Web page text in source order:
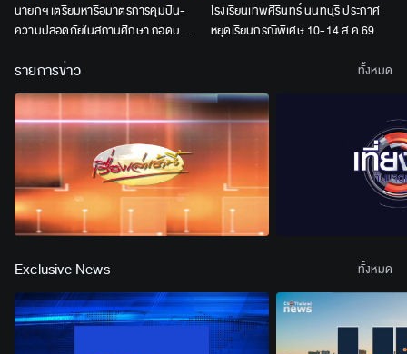
นายกฯ เตรียมหารือมาตรการคุมปืน-
ความปลอดภัยในสถานศึกษา ถอดบท
โรงเรียนเทพศิรินทร์ นนทบุรี ประกาศ
หยุดเรียนกรณีพิเศษ 10-14 ส.ค.69
รายการข่าว ทั้งหมด
Exclusive News ทั้งหมด